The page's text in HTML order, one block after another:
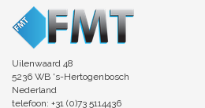
Uilenwaard 48
5236 WB 's-Hertogenbosch
Nederland
telefoon: +31 (0)73 5114436